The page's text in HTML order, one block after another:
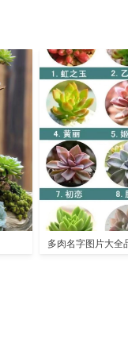
多肉名字图片大全